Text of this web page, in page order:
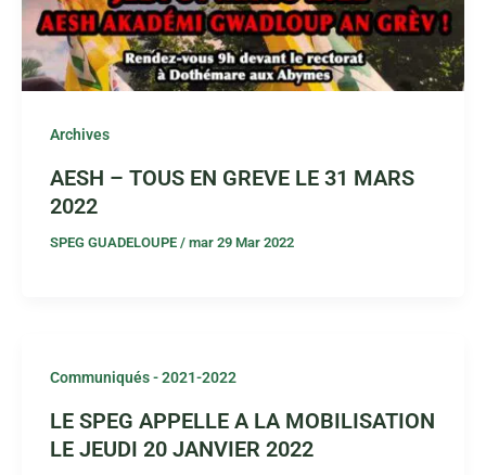
Archives
AESH – TOUS EN GREVE LE 31 MARS
2022
SPEG GUADELOUPE / mar 29 Mar 2022
Communiqués - 2021-2022
LE SPEG APPELLE A LA MOBILISATION
LE JEUDI 20 JANVIER 2022